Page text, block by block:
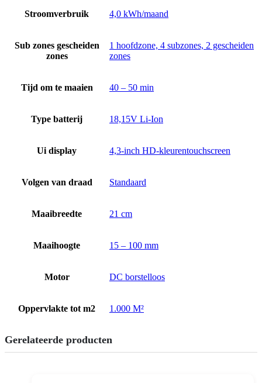
Stroomverbruik 4,0 kWh/maand
Sub zones gescheiden
zones
1 hoofdzone, 4 subzones, 2 gescheiden
zones
Tijd om te maaien 40 – 50 min
Type batterij 18,15V Li-Ion
Ui display 4,3-inch HD-kleurentouchscreen
Volgen van draad Standaard
Maaibreedte 21 cm
Maaihoogte 15 – 100 mm
Motor DC borstelloos
Oppervlakte tot m2 1.000 M²
Gerelateerde producten